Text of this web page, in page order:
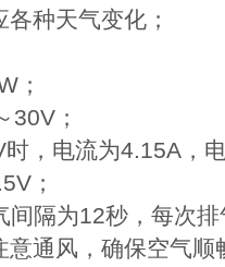
种天气变化；
；
30V；
，电流为4.15A，
；
隔为12秒，每次排
意通风，确保空气